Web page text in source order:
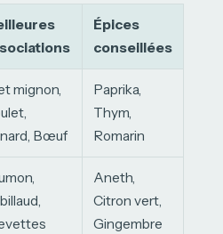
Épices
conseillées
mignon,
Bœuf
Paprika,
Thym,
Romarin
Aneth,
Citron vert,
Gingembre